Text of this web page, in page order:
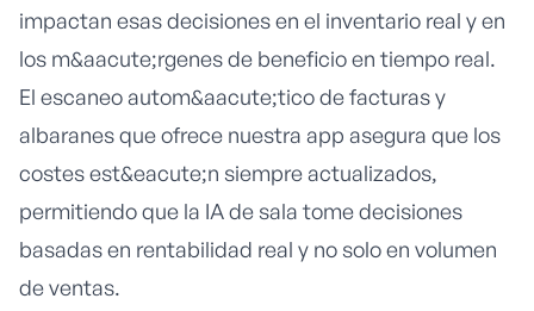
impactan esas decisiones en el inventario real y en
los m&aacute;rgenes de beneficio en tiempo real.
El escaneo autom&aacute;tico de facturas y
albaranes que ofrece nuestra app asegura que los
costes est&eacute;n siempre actualizados,
permitiendo que la IA de sala tome decisiones
basadas en rentabilidad real y no solo en volumen
de ventas.